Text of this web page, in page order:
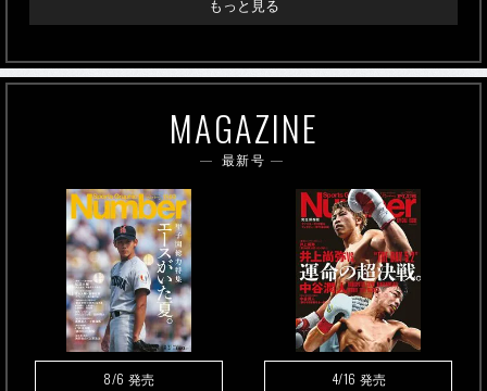
もっと見る
MAGAZINE
最新号
8/6 発売 4/16 発売